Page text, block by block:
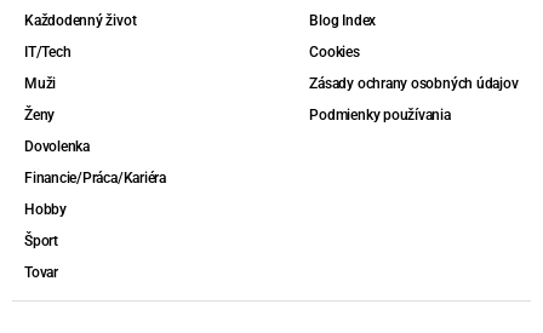
Každodenný život
IT/Tech
Muži
Ženy
Dovolenka
Financie/Práca/Kariéra
Hobby
Šport
Tovar
Blog Index
Cookies
Zásady ochrany osobných údajov
Podmienky používania